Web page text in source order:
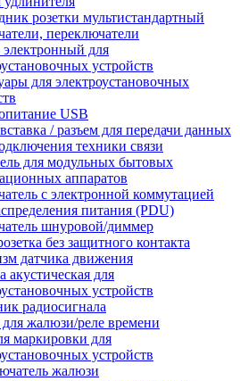
розетки мультистандартный
переключатели
для
устройств
для электроустановочных
USB
/ разъем для передачи данных
техники связи
для модульных бытовых
аппаратов
с электронной коммутацией
питания (PDU)
шнуровой/диммер
без защитного контакта
датчика движения
акустическая для
устройств
радиосигнала
жалюзи/реле времени
маркировки для
устройств
жалюзи